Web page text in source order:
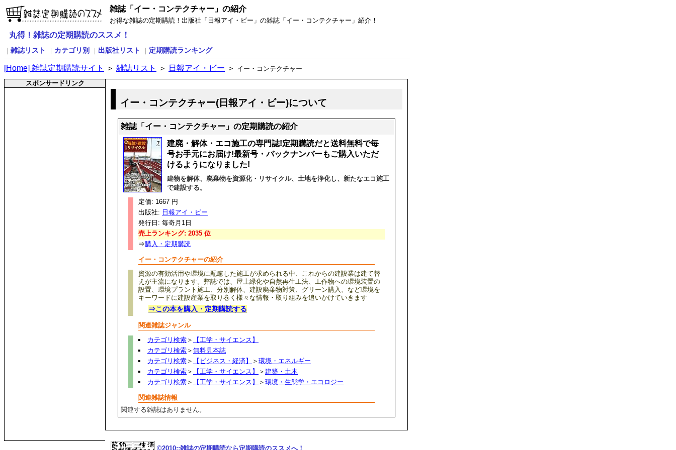
雑誌「イー・コンテクチャー」の紹介
お得な雑誌の定期購読！出版社「日報アイ・ビー」の雑誌「イー・コンテクチャー」紹介！
丸得！雑誌の定期購読のススメ！
雑誌リスト カテゴリ別 出版社リスト 定期購読ランキング
[Home] 雑誌定期購読サイト ＞ 雑誌リスト ＞ 日報アイ・ビー ＞ イー・コンテクチャー
スポンサードリンク
イー・コンテクチャー(日報アイ・ビー)について
雑誌「イー・コンテクチャー」の定期購読の紹介
建廃・解体・エコ施工の専門誌!定期購読だと送料無料で毎
号お手元にお届け!最新号・バックナンバーもご購入いただ
けるようになりました!
建物を解体、廃棄物を資源化・リサイクル、土地を浄化し、新たなエコ施工
で建設する。
定価: 1667 円
出版社: 日報アイ・ビー
発行日: 毎奇月1日
売上ランキング: 2035 位
⇒購入・定期購読
イー・コンテクチャーの紹介
資源の有効活用や環境に配慮した施工が求められる中、これからの建設業は建て替
えが主流になります。弊誌では、屋上緑化や自然再生工法、工作物への環境装置の
設置、環境プラント施工、分別解体、建設廃棄物対策、グリーン購入、など環境を
キーワードに建設産業を取り巻く様々な情報・取り組みを追いかけていきます
⇒この本を購入・定期購読する
関連雑誌ジャンル
カテゴリ検索 ＞
【工学・サイエンス】
カテゴリ検索 ＞ 無料見本誌
カテゴリ検索 ＞ 【ビジネス・経済】 ＞ 環境・エネルギー
カテゴリ検索 ＞ 【工学・サイエンス】 ＞ 建築・土木
カテゴリ検索 ＞ 【工学・サイエンス】 ＞ 環境・生態学・エコロジー
関連雑誌情報
関連する雑誌はありません。
©2010::雑誌の定期購読なら定期購読のススメへ！